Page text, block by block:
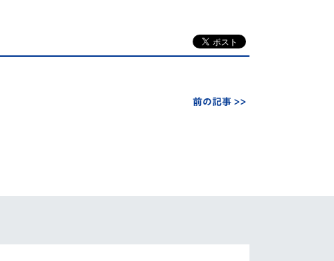
スクール
前の記事 >>